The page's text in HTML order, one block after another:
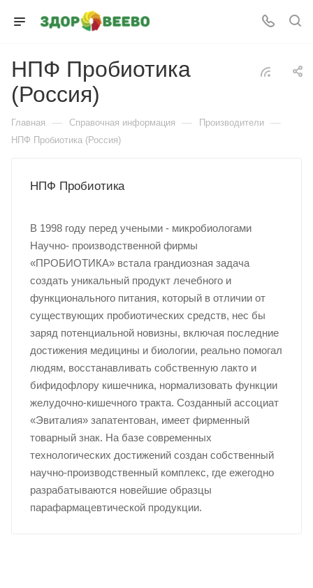
НПФ Пробиотика
(Россия)
Главная — Справочная информация — Производители —
НПФ Пробиотика (Россия)
НПФ Пробиотика
В 1998 году перед учеными - микробиологами
Научно- производственной фирмы
«ПРОБИОТИКА» встала грандиозная задача
создать уникальный продукт лечебного и
функционального питания, который в отличии от
существующих пробиотических средств, нес бы
заряд потенциальной новизны, включая последние
достижения медицины и биологии, реально помогал
людям, восстанавливать собственную лакто и
бифидофлору кишечника, нормализовать функции
желудочно-кишечного тракта. Созданный ассоциат
«Эвиталия» запатентован, имеет фирменный
товарный знак. На базе современных
технологических достижений создан собственный
научно-производственный комплекс, где ежегодно
разрабатываются новейшие образцы
парафармацевтической продукции.